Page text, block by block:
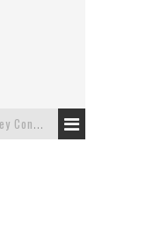
Personajes De Disney Con Vestuarios Contemporáneos